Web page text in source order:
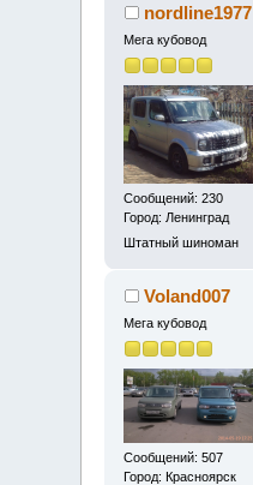
nordline1977
Мега кубовод
Сообщений: 230
Город: Ленинград
Штатный шиноман
Voland007
Мега кубовод
Сообщений: 507
Город: Красноярск